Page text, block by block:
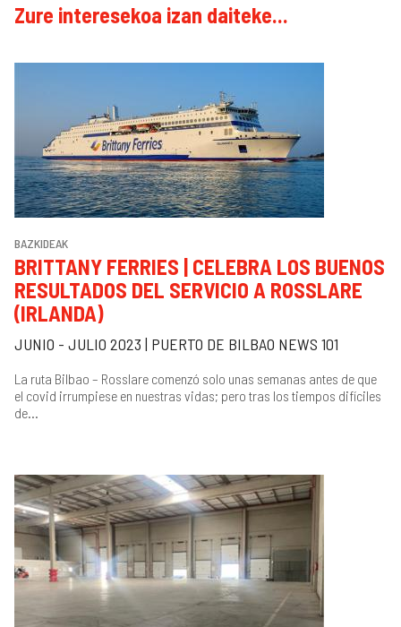
Zure interesekoa izan daiteke...
BAZKIDEAK
BRITTANY FERRIES | CELEBRA LOS BUENOS
RESULTADOS DEL SERVICIO A ROSSLARE
(IRLANDA)
JUNIO - JULIO 2023 | PUERTO DE BILBAO NEWS 101
La ruta Bilbao – Rosslare comenzó solo unas semanas antes de que
el covid irrumpiese en nuestras vidas; pero tras los tiempos difíciles
de...